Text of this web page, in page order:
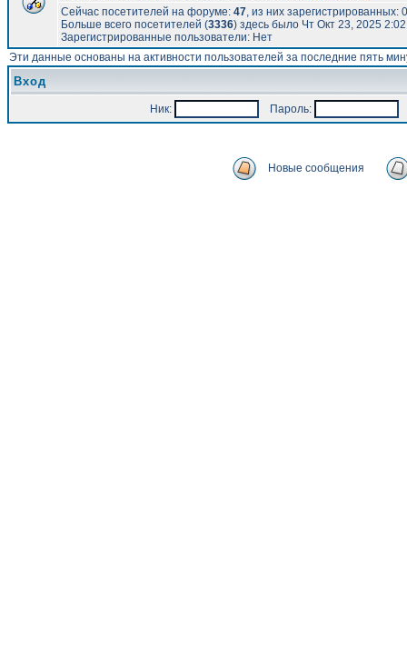
Сейчас посетителей на форуме: 47, из них
Больше всего посетителей (3336) здесь было Чт Окт 23, 2025
Зарегистрированные пользователи: Нет
Эти данные основаны на активности пользователей за последние пять
Вход
Ник: Пароль:
Новые сообщения